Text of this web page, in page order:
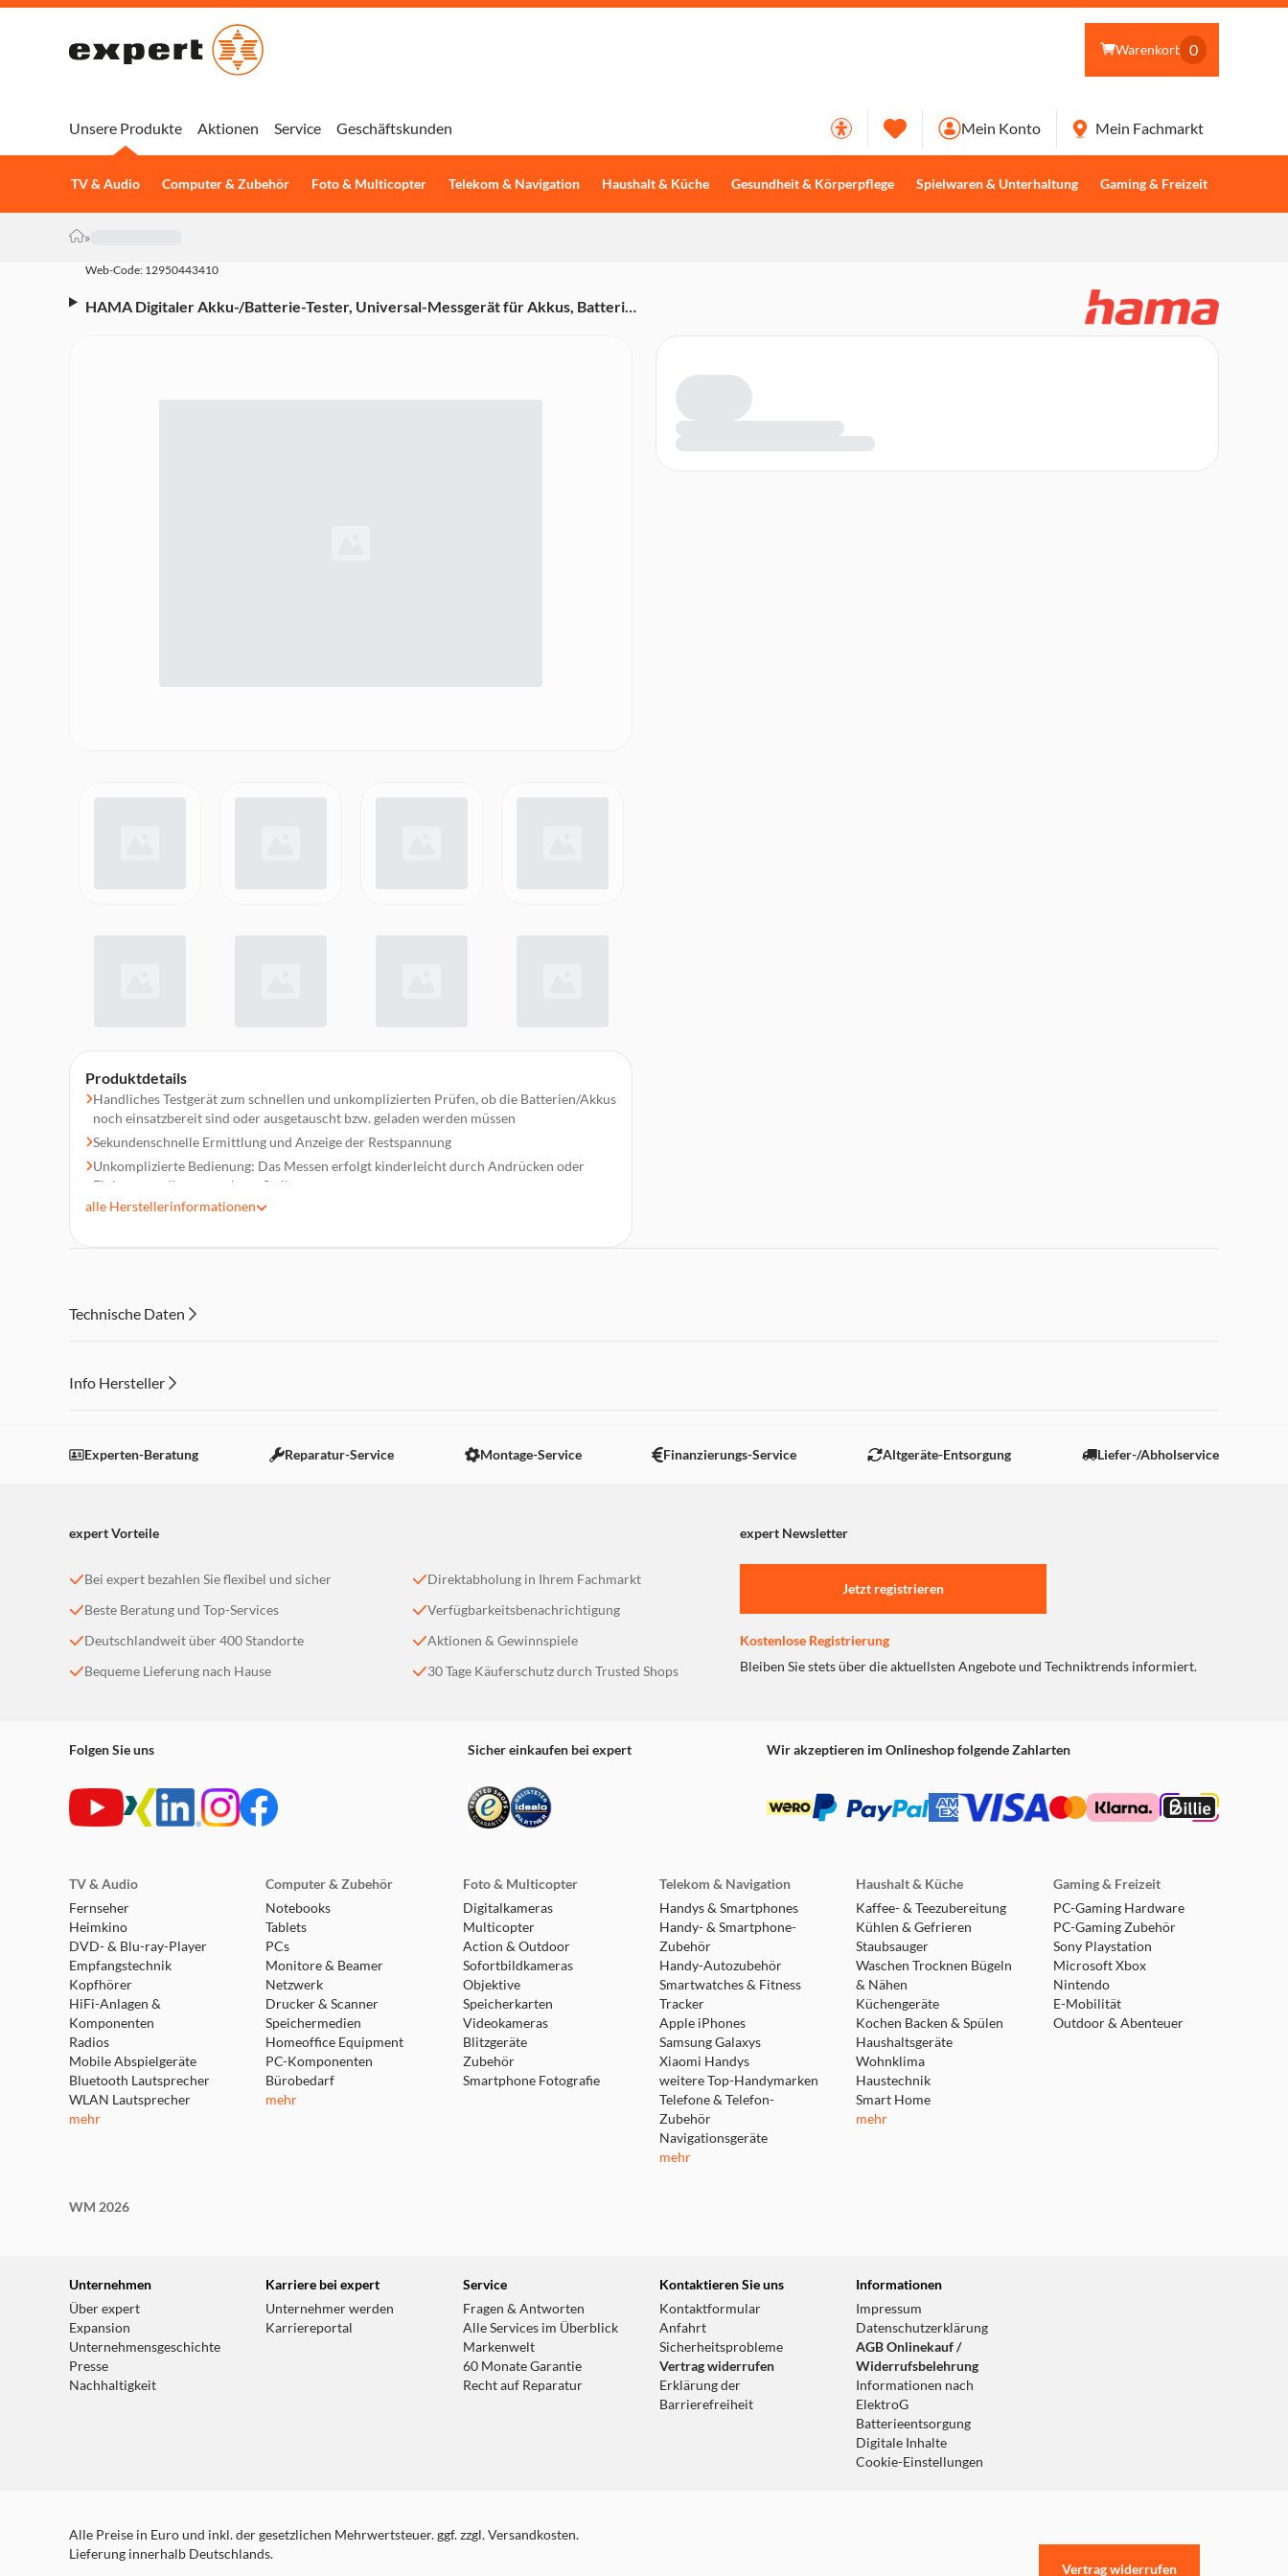
Warenkorb 0
Unsere Produkte
TV & Audio Computer & Zubehör Foto & Multicopter Telekom & Navigation Haushalt & Küche Gesundheit & Körperpflege Spielwaren & Unterhaltung Gaming & Freizeit
Aktionen Service Geschäftskunden Mein Konto Mein Fachmarkt
»
Web-Code: 12950443410
HAMA Digitaler Akku-/Batterie-Tester, Universal-Messgerät für Akkus, Batterien
Produktdetails
Handliches Testgerät zum schnellen und unkomplizierten Prüfen, ob die Batterien/Akkus
noch einsatzbereit sind oder ausgetauscht bzw. geladen werden müssen
Sekundenschnelle Ermittlung und Anzeige der Restspannung
Unkomplizierte Bedienung: Das Messen erfolgt kinderleicht durch Andrücken oder
Einlegen an die vorgesehene Stelle
Die Batterien bzw. Akkus werden unter Belastung getestet, dies sorgt für ein
Anzeige der Restspannung über eine digitale Anzeige
alle Herstellerinformationen
Technische Daten
Info Hersteller
Einstellungen anpassen
Experten-Beratung Reparatur-Service Montage-Service Finanzierungs-Service Altgeräte-Entsorgung Liefer-/Abholservice
expert Vorteile expert Newsletter
Bei expert bezahlen Sie flexibel und sicher
Beste Beratung und Top-Services
Deutschlandweit über 400 Standorte
Bequeme Lieferung nach Hause
Direktabholung in Ihrem Fachmarkt
Verfügbarkeitsbenachrichtigung
Aktionen & Gewinnspiele
30 Tage Käuferschutz durch Trusted Shops
Jetzt registrieren
Kostenlose Registrierung
Bleiben Sie stets über die aktuellsten Angebote und Techniktrends informiert.
Folgen Sie uns Sicher einkaufen bei expert Wir akzeptieren im Onlineshop folgende Zahlarten
TV & Audio
Fernseher
Heimkino
DVD- & Blu-ray-Player
Empfangstechnik
Kopfhörer
HiFi-Anlagen &
Komponenten
Radios
Mobile Abspielgeräte
Bluetooth Lautsprecher
WLAN Lautsprecher
mehr
Computer & Zubehör
Notebooks
Tablets
PCs
Monitore & Beamer
Netzwerk
Drucker & Scanner
Speichermedien
Homeoffice Equipment
PC-Komponenten
Bürobedarf
mehr
Foto & Multicopter
Digitalkameras
Multicopter
Action & Outdoor
Sofortbildkameras
Objektive
Speicherkarten
Videokameras
Blitzgeräte
Zubehör
Smartphone Fotografie
Telekom & Navigation
Handys & Smartphones
Handy- & Smartphone-
Zubehör
Handy-Autozubehör
Smartwatches & Fitness
Tracker
Apple iPhones
Samsung Galaxys
Xiaomi Handys
weitere Top-Handymarken
Telefone & Telefon-
Zubehör
Navigationsgeräte
mehr
Haushalt & Küche
Kaffee- & Teezubereitung
Kühlen & Gefrieren
Staubsauger
Waschen Trocknen Bügeln
& Nähen
Küchengeräte
Kochen Backen & Spülen
Haushaltsgeräte
Wohnklima
Haustechnik
Smart Home
mehr
Gaming & Freizeit
PC-Gaming Hardware
PC-Gaming Zubehör
Sony Playstation
Microsoft Xbox
Nintendo
E-Mobilität
Outdoor & Abenteuer
WM 2026
Unternehmen
Über expert
Expansion
Unternehmensgeschichte
Presse
Nachhaltigkeit
Karriere bei expert
Unternehmer werden
Karriereportal
Service
Fragen & Antworten
Alle Services im Überblick
Markenwelt
60 Monate Garantie
Recht auf Reparatur
Kontaktieren Sie uns
Kontaktformular
Anfahrt
Sicherheitsprobleme
Vertrag widerrufen
Erklärung der
Barrierefreiheit
Informationen
Impressum
Datenschutzerklärung
AGB Onlinekauf /
Widerrufsbelehrung
Informationen nach
ElektroG
Batterieentsorgung
Digitale Inhalte
Cookie-Einstellungen
Alle Preise in Euro und inkl. der gesetzlichen Mehrwertsteuer. ggf. zzgl. Versandkosten.
Lieferung innerhalb Deutschlands.
Vertrag widerrufen